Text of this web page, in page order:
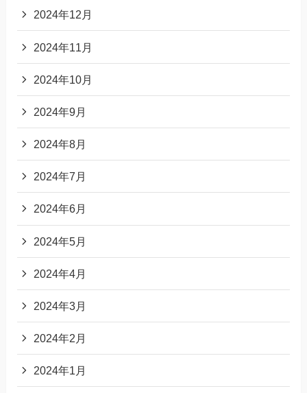
2024年12月
2024年11月
2024年10月
2024年9月
2024年8月
2024年7月
2024年6月
2024年5月
2024年4月
2024年3月
2024年2月
2024年1月